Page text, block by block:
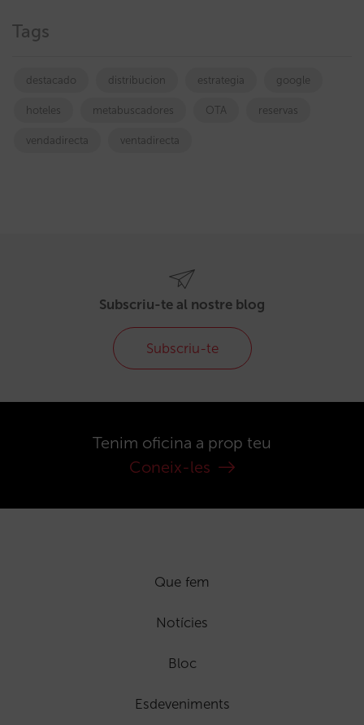
Tags
destacado distribucion estrategia google
hoteles metabuscadores OTA reservas
vendadirecta ventadirecta
Subscriu-te al nostre blog
Subscriu-te
Tenim oficina a prop teu
Coneix-les
Que fem
Notícies
Bloc
Esdeveniments